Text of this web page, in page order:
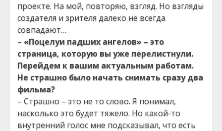
проекте. На мой, повторяю, взгляд. Но взгляды
создателя и зрителя далеко не всегда
совпадают…
– «Поцелуи падших ангелов» – это
страница, которую вы уже перелистнули.
Перейдем к вашим актуальным работам.
Не страшно было начать снимать сразу два
фильма?
– Страшно – это не то слово. Я понимал,
насколько это будет тяжело. Но какой-то
внутренний голос мне подсказывал, что есть